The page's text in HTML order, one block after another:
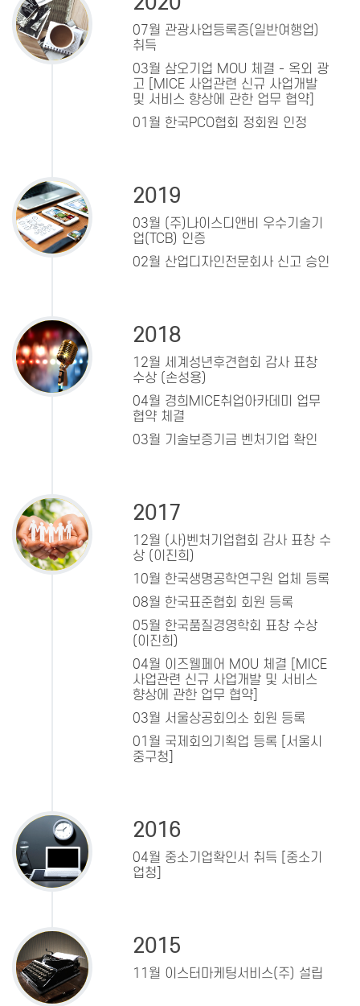
07월 관광사업등록증(일반여행업)
취득
03월 삼오기업 MOU 체결 - 옥외 광
고 [MICE 사업관련 신규 사업개발
및 서비스 향상에 관한 업무 협약]
01월 한국PCO협회 정회원 인정
2019
03월 (주)나이스디앤비 우수기술기
업(TCB) 인증
02월 산업디자인전문회사 신고 승인
2018
12월 세계성년후견협회 감사 표창
수상 (손성용)
04월 경희MICE취업아카데미 업무
협약 체결
03월 기술보증기금 벤처기업 확인
2017
12월 (사)벤처기업협회 감사 표창 수
상 (이진희)
10월 한국생명공학연구원 업체 등록
08월 한국표준협회 회원 등록
05월 한국품질경영학회 표창 수상
(이진희)
04월 이즈웰페어 MOU 체결 [MICE
사업관련 신규 사업개발 및 서비스
향상에 관한 업무 협약]
03월 서울상공회의소 회원 등록
01월 국제회의기획업 등록 [서울시
중구청]
2016
04월 중소기업확인서 취득 [중소기
업청]
2015
11월 이스터마케팅서비스(주) 설립